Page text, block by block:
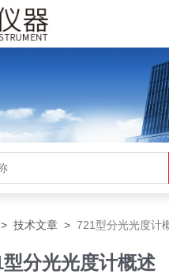
>技术文章 >721型分光光度计
型分光光度计概述